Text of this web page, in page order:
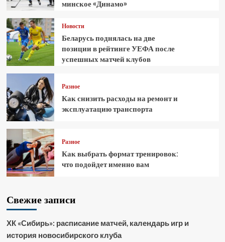
минское «Динамо»
Новости
Беларусь поднялась на две
позиции в рейтинге УЕФА после
успешных матчей клубов
Разное
Как снизить расходы на ремонт и
эксплуатацию транспорта
Разное
Как выбрать формат тренировок:
что подойдет именно вам
Свежие записи
ХК «Сибирь»: расписание матчей, календарь игр и
история новосибирского клуба